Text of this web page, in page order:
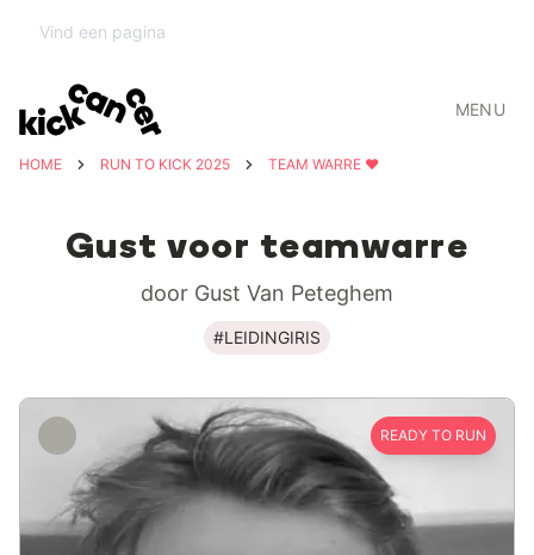
MENU
HOME RUN TO KICK 2025 TEAM WARRE ❤️
Gust voor teamwarre
door Gust Van Peteghem
#LEIDINGIRIS
READY TO RUN